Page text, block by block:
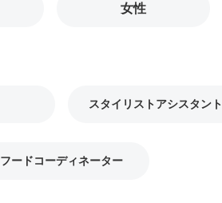
女性
スタイリストアシスタント
フードコーディネーター